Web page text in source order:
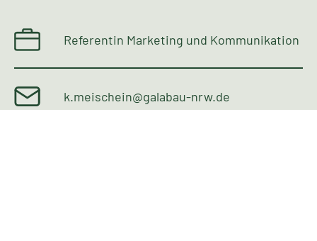
Referentin Marketing und Kommunikation
k.meischein@galabau-nrw.de